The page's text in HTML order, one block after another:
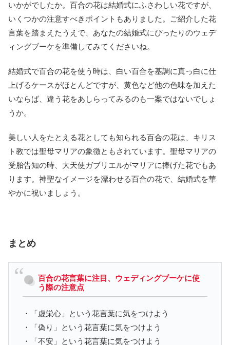
いかがでしたか。百合の花は結婚式にふさわしい花ですが、
いくつかの注意すべきポイントもありました。ご紹介した花
言葉を踏まえたうえで、あなたの結婚式にぴったりのウェデ
ィングブーケを準備してみてくださいね。
結婚式で百合の花を使う時は、白い百合を基調に真っ白に仕
上げるケースがほとんどですが、黄色など他の色味を加えた
いならば、違う花をあしらってみるのも一案ではないでしょ
うか。
美しい人をたとえる花としても知られる百合の花は、キリス
ト教では聖母マリアの象徴ともされています。聖母マリアの
受胎告知の時、大天使ガブリエルがマリアに捧げた花でもあ
ります。神聖なイメージを漂わせる百合の花で、結婚式を華
やかに祝いましょう。
まとめ
百合の花言葉に注目、ウェディングブーケに使
う際の注意点
・「虚栄心」という花言葉に気をつけよう
・「偽り」という花言葉に気をつけよう
・「不安」という花言葉に気をつけよう